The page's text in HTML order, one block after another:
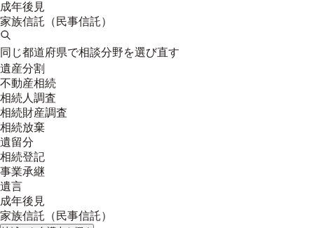
成年後見
家族信託（民事信託）
同じ都道府県で相談分野を選び直す
遺産分割
不動産相続
相続人調査
相続財産調査
相続放棄
遺留分
相続登記
事業承継
遺言
成年後見
家族信託（民事信託）